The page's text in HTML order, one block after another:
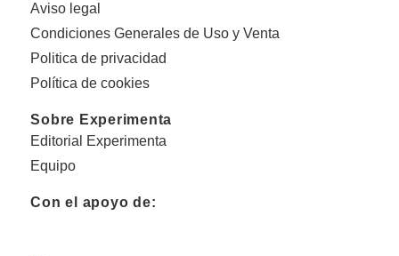
Aviso legal
Condiciones Generales de Uso y Venta
Politica de privacidad
Política de cookies
Sobre Experimenta
Editorial Experimenta
Equipo
Con el apoyo de: